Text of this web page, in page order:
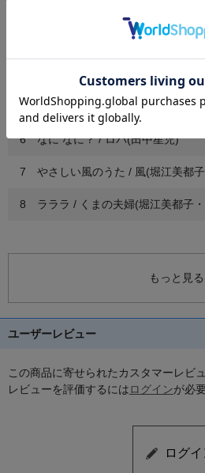
3 どうぞのいす / うさぎたち(堀江美
4 大きな木の下には / うさぎたち(
たち(森の木児童合唱団)
5 つかれているロバ / ロバ(田中星
6 なに なに？ / ロバ(田中星児)
7 やさしい風のうた / 風(堀江美都
8 ラララ / くまの夫婦(堀江美都子
11 あっという間に / 花たち(森の木
(堀江美都子・田中星児)
奈)
13 ちょっとみると / きつね母子(堀
もっと見る
ユーザーレビュー
この商品に寄せられたカスタマーレビ
レビューを評価するにはログインが必